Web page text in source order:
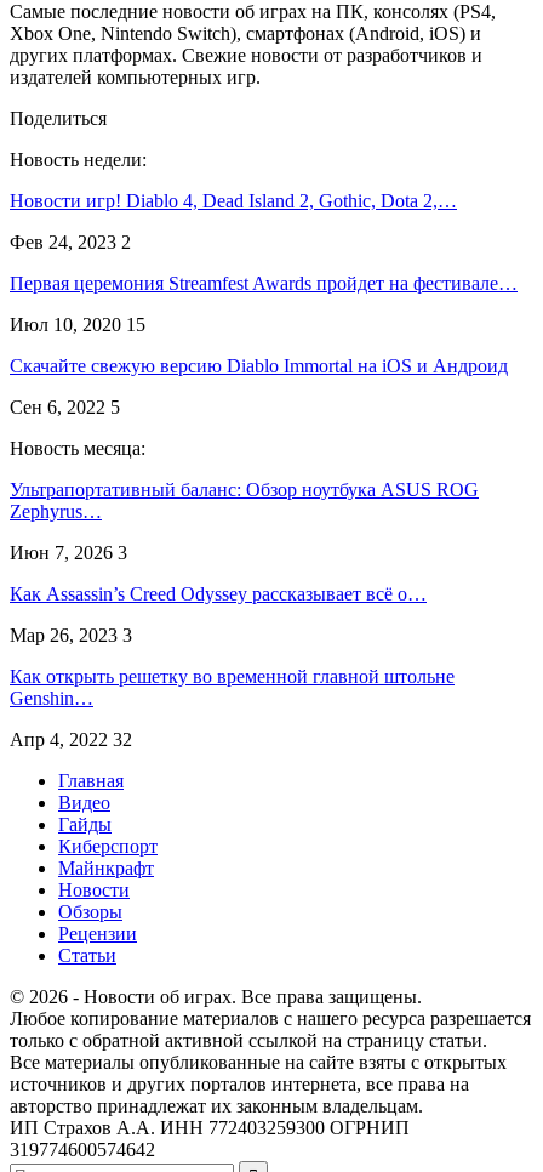
Самые последние новости об играх на ПК, консолях (PS4,
Xbox One, Nintendo Switch), смартфонах (Android, iOS) и
других платформах. Свежие новости от разработчиков и
издателей компьютерных игр.
Поделиться
Новость недели:
Новости игр! Diablo 4, Dead Island 2, Gothic, Dota 2,…
Фев 24, 2023 2
Первая церемония Streamfest Awards пройдет на фестивале…
Июл 10, 2020 15
Скачайте свежую версию Diablo Immortal на iOS и Андроид
Сен 6, 2022 5
Новость месяца:
Ультрапортативный баланс: Обзор ноутбука ASUS ROG
Zephyrus…
Июн 7, 2026 3
Как Assassin’s Creed Odyssey рассказывает всё о…
Мар 26, 2023 3
Как открыть решетку во временной главной штольне
Genshin…
Апр 4, 2022 32
Главная
Видео
Гайды
Киберспорт
Майнкрафт
Новости
Обзоры
Рецензии
Статьи
© 2026 - Новости об играх. Все права защищены.
Любое копирование материалов с нашего ресурса разрешается
только с обратной активной ссылкой на страницу статьи.
Все материалы опубликованные на сайте взяты с открытых
источников и других порталов интернета, все права на
авторство принадлежат их законным владельцам.
ИП Страхов А.А. ИНН 772403259300 ОГРНИП
319774600574642